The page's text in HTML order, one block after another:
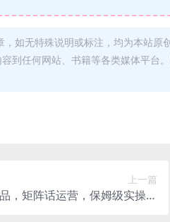
，如无特殊说明或标注，均为本站
到任何网站、书籍等各类媒体平台
上一篇
，矩阵话运营，保姆级实操教